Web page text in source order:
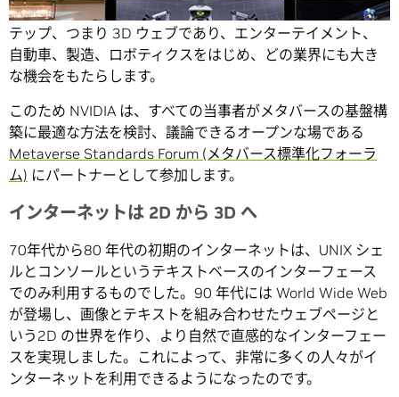
メタバースはインターネットの進化における次の重要なス
テップ、つまり 3D ウェブであり、エンターテイメント、
自動車、製造、ロボティクスをはじめ、どの業界にも大き
な機会をもたらします。
このため NVIDIA は、すべての当事者がメタバースの基盤構
築に最適な方法を検討、議論できるオープンな場である
Metaverse Standards Forum (メタバース標準化フォーラ
ム) にパートナーとして参加します。
インターネットは 2D から 3D へ
70年代から80 年代の初期のインターネットは、UNIX シェ
ルとコンソールというテキストベースのインターフェース
でのみ利用するものでした。90 年代には World Wide Web
が登場し、画像とテキストを組み合わせたウェブページと
いう2D の世界を作り、より自然で直感的なインターフェー
スを実現しました。これによって、非常に多くの人々がイ
ンターネットを利用できるようになったのです。